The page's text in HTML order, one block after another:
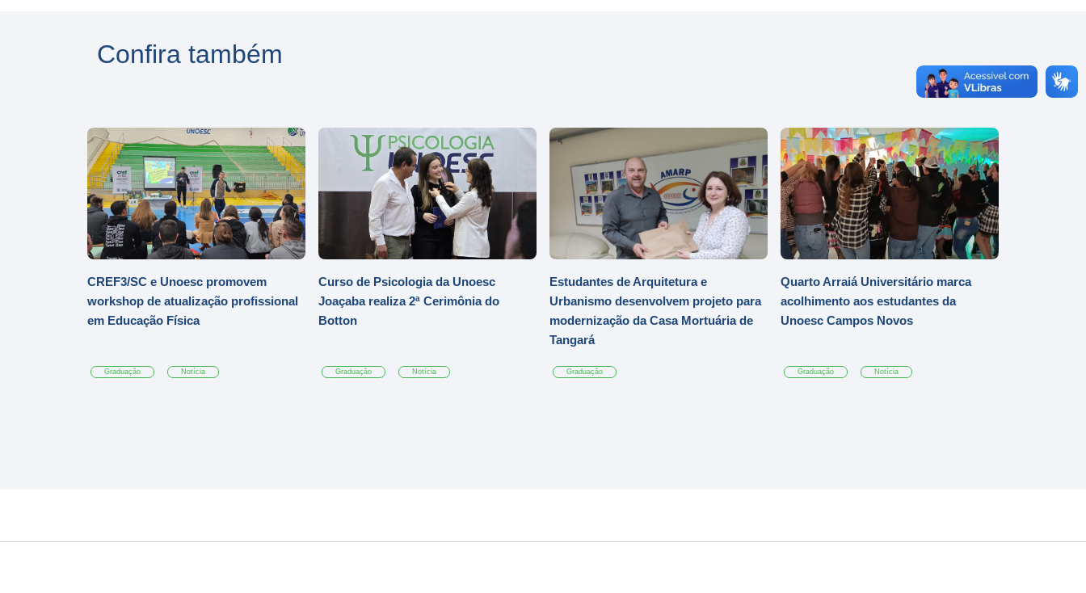
Confira também
CREF3/SC e Unoesc promovem
workshop de atualização profissional
em Educação Física
Graduação Notícia
Curso de Psicologia da Unoesc
Joaçaba realiza 2ª Cerimônia do
Botton
Graduação Notícia
Estudantes de Arquitetura e
Urbanismo desenvolvem projeto para
modernização da Casa Mortuária de
Tangará
Graduação
Quarto Arraiá Universitário marca
acolhimento aos estudantes da
Unoesc Campos Novos
Graduação Notícia